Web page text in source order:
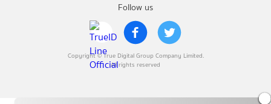
Follow us
Copyright © True Digital Group Company Limited.
All rights reserved